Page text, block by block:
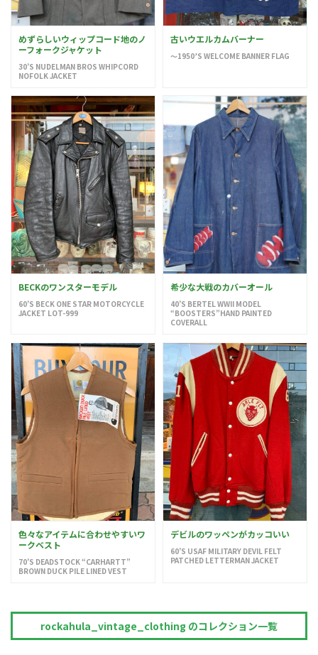
めずらしいウィップコード地のノ
ーフォークジャケット
30’S NUDELMAN BROS WHIPCORD
NOFOLK JACKET
古いウエルカムバーナー
〜1950’S WELCOME BANNER FLAG
BECKのワンスターモデル
60’S BECK ONE STAR MOTORCYCLE
JACKET LOT-999
希少な大戦のカバーオール
40’S BERTEL WWII MODEL
“BOOSTERS”HAND PAINTED
COVERALL
色々なアイテムに合わせやすいワ
ークベスト
70’S DEADSTOCK “CARHARTT”
BROWN DUCK PILE LINED VEST
デビルのワッペンがカッコいい
60’S USAF MILITARY DEVIL FELT
PATCHED LETTERMAN JACKET
rockahula_vintage_clothing のコレクション一覧